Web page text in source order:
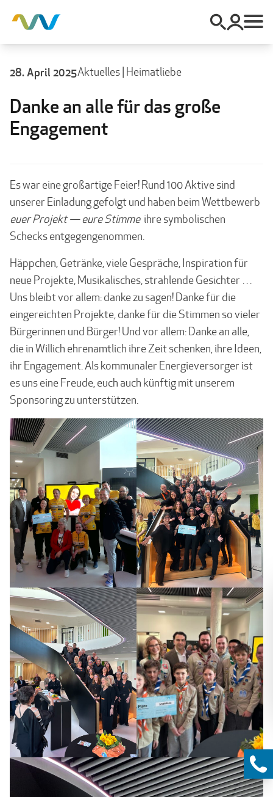
28. April 2025Aktuelles| Heimatliebe
Danke an alle für das große
Engagement
Es war eine großartige Feier! Rund 100 Aktive sind
unserer Einladung gefolgt und haben beim Wettbewerb
euer Projekt — eure Stimme ihre symbolischen
Schecks entgegengenommen.
Häppchen, Getränke, viele Gespräche, Inspiration für
neue Projekte, Musikalisches, strahlende Gesichter …
Uns bleibt vor allem: danke zu sagen! Danke für die
eingereichten Projekte, danke für die Stimmen so vieler
Bürgerinnen und Bürger! Und vor allem: Danke an alle,
die in Willich ehrenamtlich ihre Zeit schenken, ihre Ideen,
ihr Engagement. Als kommunaler Energieversorger ist
es uns eine Freude, euch auch künftig mit unserem
Sponsoring zu unterstützen.